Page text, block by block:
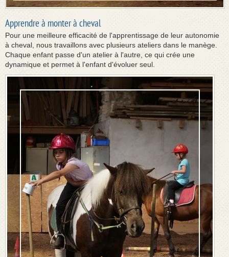
Apprendre à monter à cheval
Pour une meilleure efficacité de l'apprentissage de leur autonomie
à cheval, nous travaillons avec plusieurs ateliers dans le manège.
Chaque enfant passe d'un atelier à l'autre, ce qui crée une
dynamique et permet à l'enfant d'évoluer seul.